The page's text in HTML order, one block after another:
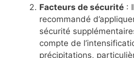
Facteurs de sécurité :
recommandé
sécurité
compte de
précipitations,